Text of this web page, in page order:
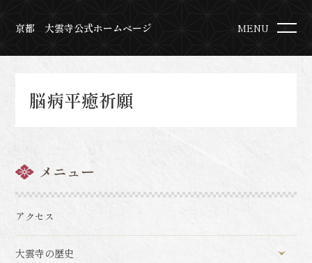
京都 大雲寺公式ホームページ MENU
脳病平癒祈願
メニュー
アクセス
大雲寺の歴史